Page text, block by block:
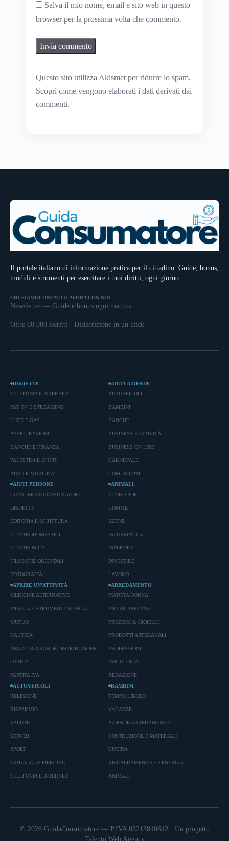
Salva il mio nome, email e sito web in questo
browser per la prossima volta che commento.
Questo sito utilizza Akismet per ridurre lo spam.
Scopri come vengono elaborati i dati derivati dai
commenti.
Il portale italiano di informazione pratica per il cittadino. Guide, bonus,
moduli e strumenti per esercitare i tuoi diritti, ogni giorno.
CHI SIAMOCONTATTILAVORA CON NOI
Newsletter — Guide e bonus ogni mattina
Oltre 80.000 iscritti · Disiscrizione in un click
DISDETTE
TELEFONIA E INTERNET
PAY TV E STREAMING
LUCE E GAS
ASSICURAZIONI
BANCHE E FINANZA
PALESTRA E SPORT
AUTO E MOBILITA'
AIUTI AZIENDE
AUTOVEICOLI
BAMBINI
BANCHE
BUSINESS E ATTIVITÀ
BUSINESS ON LINE
CARNEVALE
COMUNICATI
AIUTI PERSONE
CONSUMO & CONSUMATORI
DISDETTE
EDITORIA E SCRITTURA
ELETTRODOMESTICI
ELETTRONICA
FILOSOFIE ORIENTALI
FOTOGRAFIA
ANIMALI
FUNKO POP
GOMME
IGIENE
INFORMATICA
INTERNET
INVESTIRE
LAVORO
APRIRE UN’ATTIVITÀ
MEDICINE ALTERNATIVE
MUSICA E STRUMENTI MUSICALI
MUTUO
NAUTICA
NEGOZI & GRANDE DISTRIBUZIONE
OTTICA
PARTITA IVA
ARREDAMENTO
PIANETA DONNA
PIETRE PREZIOSE
PREZIOSI & GIOIELLI
PRODOTTI ARTIGIANALI
PROFESSIONI
PSICOLOGIA
REDAZIONE
AUTOVEICOLI
RELIGIONE
RISPARMIO
SALUTE
SERVIZI
SPORT
TATUAGGI & PIERCING
TELEFONIA E INTERNET
BAMBINI
TEMPO LIBERO
VACANZE
AZIENDE ARREDAMENTO
COSTRUZIONE E MATERIALI
CUCINA
RISCALDAMENTO ED ENERGIA
ANIMALI
© 2026 GuidaConsumatore — P.IVA 03213840642 · Un progetto
Talento Web Agency